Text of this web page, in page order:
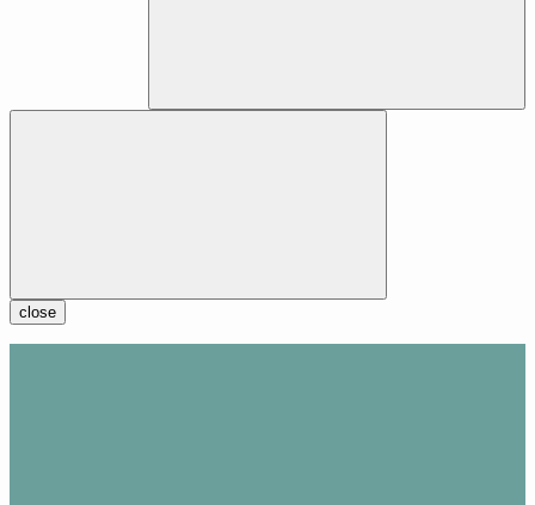
close